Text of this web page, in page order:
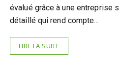
évalué grâce à une entreprise
détaillé qui rend compte…
LIRE LA SUITE